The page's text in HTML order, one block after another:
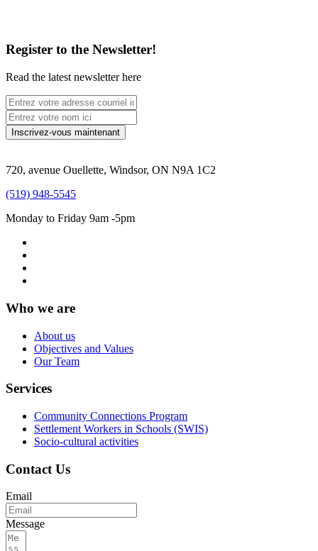
Register to the Newsletter!
Read the latest newsletter here
720, avenue Ouellette, Windsor, ON N9A 1C2
(519) 948-5545
Monday to Friday 9am -5pm
Who we are
About us
Objectives and Values
Our Team
Services
Community Connections Program
Settlement Workers in Schools (SWIS)
Socio-cultural activities
Contact Us
Email
Message